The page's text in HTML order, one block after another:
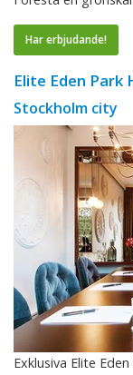
Har erbjudande!
Elite Eden
Stockholm city
Exklusiva Elite